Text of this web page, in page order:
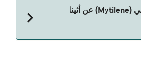
الحيوانات على العبّارة بين
كم تبعد ميتيليني (Mytilene) عن أثينا